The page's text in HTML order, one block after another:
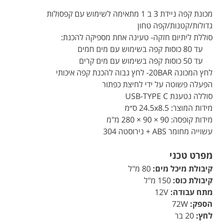
מכונת קפה ניידת 3 ב 1 מתאימה לשימוש עם קפסולות
גדולות/קטנות/קפה טחון
סוללת ליתיום חזקה- טעינה אחת מספיקה להכנת:
עד 80 כוסות קפה בשימוש עם מים חמים
עד 50 כוסות קפה בשימוש עם מים קרים
לחץ המכונה 20BAR- לחץ גבוה להכנת קפה איכותי
הפעלה פשוטה על ידי לחיצת כפתור
סוללה נטענת USB-TYPE C
מידות המוצר: 24.5x8.5 ס״מ
מידות קופסה: 90 × 90 × 280 מ"מ
עשוייה מחומר ABS + נירוסטה 304
מפרט טכני
קיבולת מיכל מים:
קיבולת כוס:
מתח עבודה:
הספק:
לחץ: